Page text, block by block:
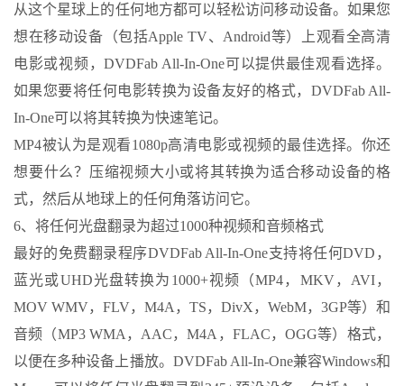
从这个星球上的任何地方都可以轻松访问移动设备。如果您
想在移动设备（包括Apple TV、Android等）上观看全高清
电影或视频，DVDFab All-In-One可以提供最佳观看选择。
如果您要将任何电影转换为设备友好的格式，DVDFab All-
In-One可以将其转换为快速笔记。
MP4被认为是观看1080p高清电影或视频的最佳选择。你还
想要什么？压缩视频大小或将其转换为适合移动设备的格
式，然后从地球上的任何角落访问它。
6、将任何光盘翻录为超过1000种视频和音频格式
最好的免费翻录程序DVDFab All-In-One支持将任何DVD，
蓝光或UHD光盘转换为1000+视频（MP4，MKV，AVI，
MOV WMV，FLV，M4A，TS，DivX，WebM，3GP等）和
音频（MP3 WMA，AAC，M4A，FLAC，OGG等）格式，
以便在多种设备上播放。DVDFab All-In-One兼容Windows和